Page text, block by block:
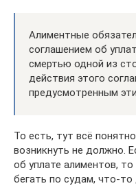
Алиментные
соглашением об
смертью одной из
действия этого
предусмотренным
То есть, тут всё
возникнуть не должно.
об уплате алиментов,
бегать по судам, что-